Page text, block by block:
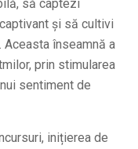
să captezi
și să cultivi
înseamnă a
prin stimularea
sentiment de
inițierea de